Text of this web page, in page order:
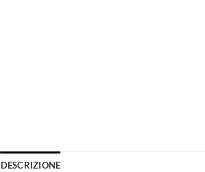
DESCRIZIONE